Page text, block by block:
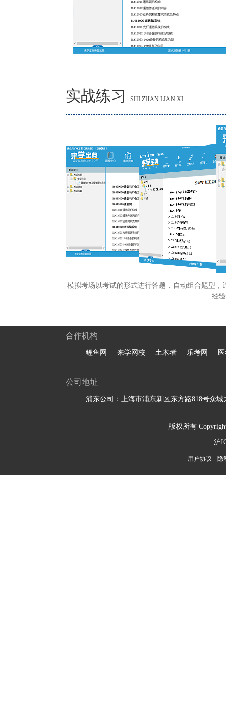
实战练习 SHI ZHAN LIAN XI
模拟考场以考试的形式进行答题，自动组合题型
经
合作机构
鲤鱼网 来学网校 土木者 乐考网
公司地址
浦东公司：上海市浦东新区东方路818号众城
版权所有
沪
用户协议 隐